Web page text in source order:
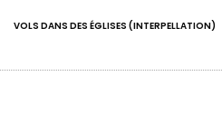
VOLS DANS DES ÉGLISES (INTERPELLATION)